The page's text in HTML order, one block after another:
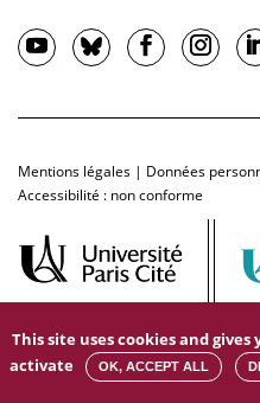
Mentions légales | Données
Accessibilité : non conforme
This site uses cookies and
activate
OK, ACCEPT ALL